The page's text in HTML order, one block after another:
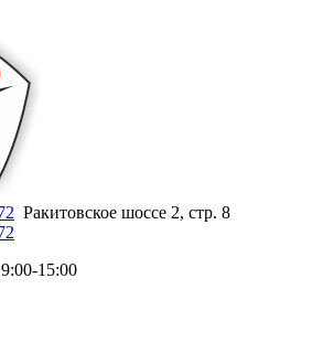
Ракитовское шоссе 2, стр. 8
15:00